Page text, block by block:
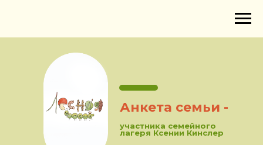
Анкета семьи -
участника семейного
лагеря Ксении Кинслер